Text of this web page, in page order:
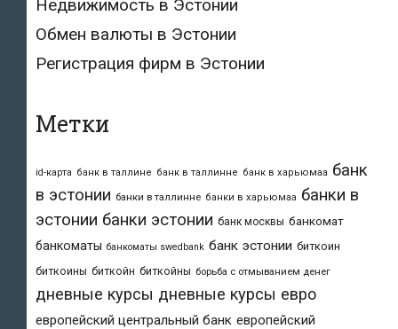
Недвижимость в Эстонии
Обмен валюты в Эстонии
Регистрация фирм в Эстонии
Метки
id-карта банк в таллине банк в таллинне банк в харьюмаа банк
в эстонии банки в таллинне банки в харьюмаа банки в
эстонии банки эстонии банк москвы банкомат
банкоматы банкоматы swedbank банк эстонии биткоин
биткоины биткойн биткойны борьба с отмыванием денег
дневные курсы дневные курсы евро
европейский центральный банк европейский